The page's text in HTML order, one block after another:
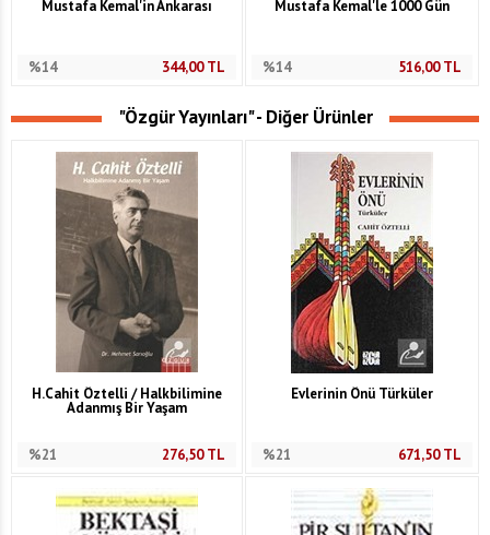
Mustafa Kemal'in Ankarası
%14 344,00TL
Mustafa Kemal'le 1000 Gün
%14 516,00TL
"Özgür Yayınları" - Diğer Ürünler
H.Cahit Öztelli / Halkbilimine
Adanmış Bir Yaşam
%21 276,50TL
Evlerinin Önü Türküler
%21 671,50TL